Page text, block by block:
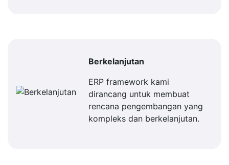
Berkelanjutan
ERP framework kami
dirancang untuk membuat
rencana pengembangan yang
kompleks dan berkelanjutan.